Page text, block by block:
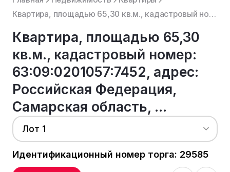
Квартира, площадью 65,30 кв.м., кадастровый номер: 63:09:0201057:7452, адрес: Российская Федерация,...
Квартира, площадью 65,30
кв.м., кадастровый номер:
63:09:0201057:7452, адрес:
Российская Федерация,
Самарская область, ...
Лот 1
Идентификационный номер торга: 29585